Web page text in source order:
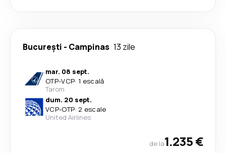
București - Campinas 13 zile
mar. 08 sept.
OTP-VCP· 1 escală
Tarom
dum. 20 sept.
VCP-OTP· 2 escale
United Airlines
de la1.235 €